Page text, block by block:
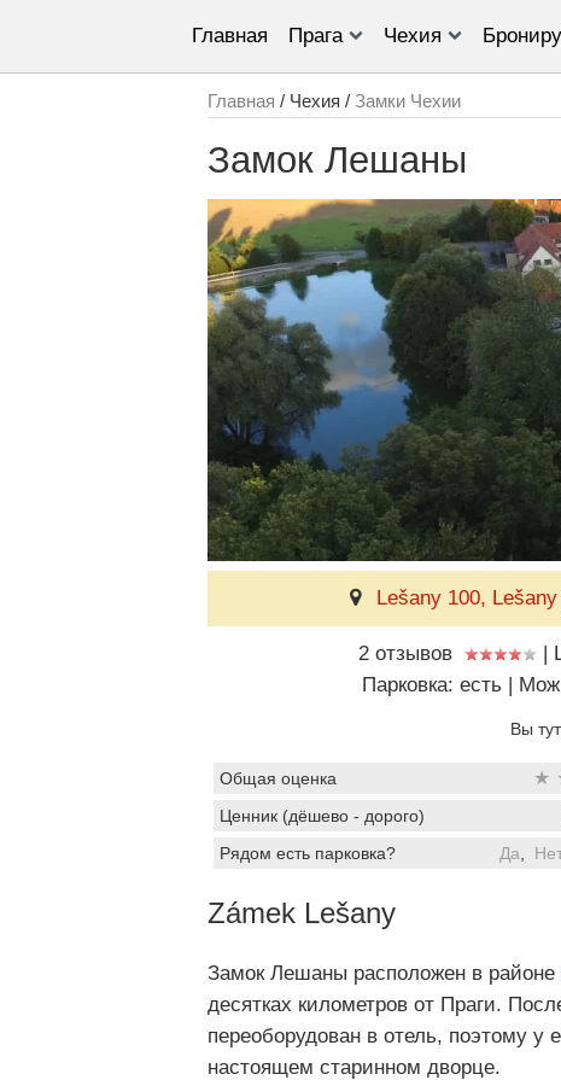
Главная Прага Чехия
Главная / Чехия / Замки Чехии
Замок Лешаны
Lešany 100, Lešany
2 отзывов |
Парковка: есть |
Вы
Общая оценка ★
Ценник (дёшево - дорого)
Рядом есть парковка?
Да Нет
Zámek Lešany
Замок Лешаны расположен в районе
десятках километров от Праги.
переоборудован в отель, поэтому у
настоящем старинном дворце.